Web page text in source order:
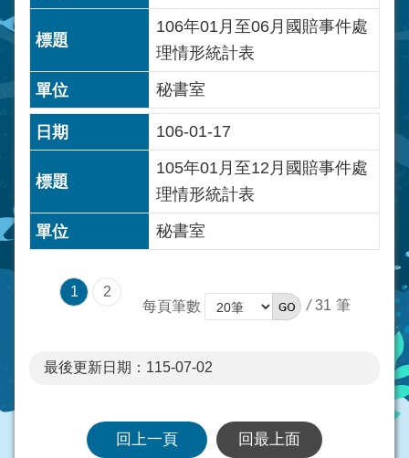
106年01月至06月國賠事件處
理情形統計表
秘書室
106-01-17
105年01月至12月國賠事件處
理情形統計表
秘書室
1
2
每頁筆數
/ 31
最後更新日期：115-07-02
回上一頁 回最上面